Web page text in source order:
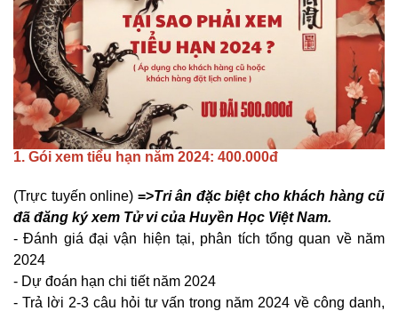
1. Gói xem tiểu hạn năm 2024: 400.000đ
(Trực tuyến online) =>Tri ân đặc biệt cho khách hàng cũ
đã đăng ký xem Tử vi của Huyền Học Việt Nam.
- Đánh giá đại vận hiện tại, phân tích tổng quan về năm
2024
- Dự đoán hạn chi tiết năm 2024
- Trả lời 2-3 câu hỏi tư vấn trong năm 2024 về công danh,